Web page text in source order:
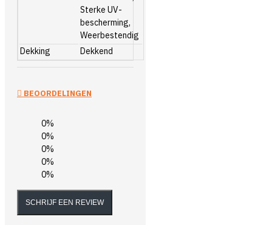
Sterke UV-
bescherming,
Weerbestendig
Dekking
Dekkend
BEOORDELINGEN
0%
0%
0%
0%
0%
SCHRIJF EEN REVIEW